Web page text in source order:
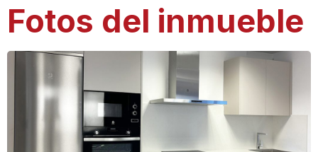
Fotos del inmueble